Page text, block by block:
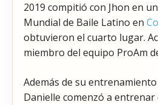
2019 compitió con Jhon en
Mundial de Baile Latino en
obtuvieron el cuarto lugar.
miembro del equipo ProAm
Además de su
Danielle comenzó a entrenar